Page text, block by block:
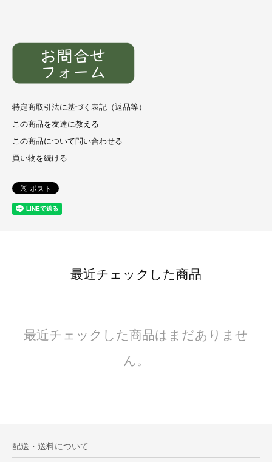
特定商取引法に基づく表記（返品等）
この商品を友達に教える
この商品について問い合わせる
買い物を続ける
最近チェックした商品
最近チェックした商品はまだありませ
ん。
配送・送料について